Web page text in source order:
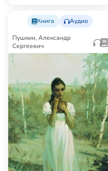
Книга Аудио
Пушкин, Александр
Сергеевич